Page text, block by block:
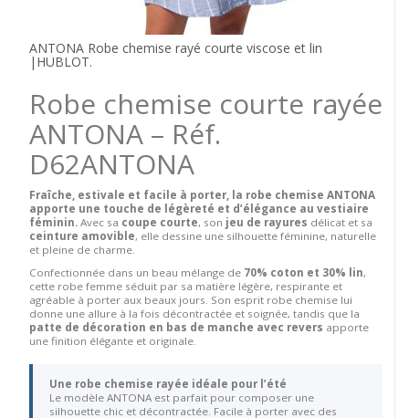
ANTONA Robe chemise rayé courte viscose et lin
|HUBLOT.
Robe chemise courte rayée
ANTONA – Réf.
D62ANTONA
Fraîche, estivale et facile à porter, la robe chemise ANTONA
apporte une touche de légèreté et d’élégance au vestiaire
féminin. Avec sa coupe courte, son jeu de rayures délicat et sa
ceinture amovible, elle dessine une silhouette féminine, naturelle
et pleine de charme.
Confectionnée dans un beau mélange de 70% coton et 30% lin,
cette robe femme séduit par sa matière légère, respirante et
agréable à porter aux beaux jours. Son esprit robe chemise lui
donne une allure à la fois décontractée et soignée, tandis que la
patte de décoration en bas de manche avec revers apporte
une finition élégante et originale.
Une robe chemise rayée idéale pour l’été
Le modèle ANTONA est parfait pour composer une
silhouette chic et décontractée. Facile à porter avec des